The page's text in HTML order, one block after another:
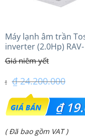
Máy lạnh âm trần
inverter (2.0Hp) RAV-
GV1801AP-V
₫24.200.000
Giá
gốc
là:
₫
Giá
( Đã bao gồm VAT )